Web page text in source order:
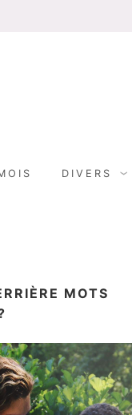
DIVERS
MOTS